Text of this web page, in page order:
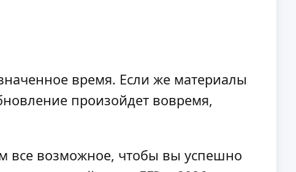
время. Если же материалы
произойдет вовремя,
все возможное, чтобы вы успешно